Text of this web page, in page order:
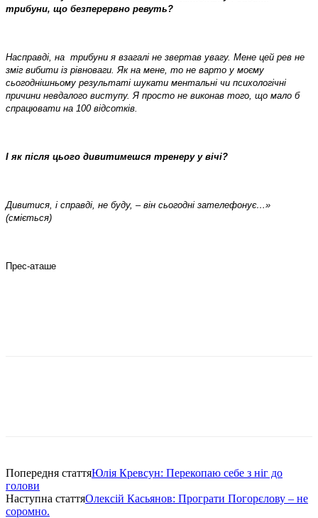
трибуни, що безперервно ревуть?
Насправді, на трибуни я взагалі не звертав увагу. Мене цей рев не
зміг вибити із рівноваги. Як на мене, то не варто у моєму
сьогоднішньому результаті шукати ментальні чи психологічні
причини невдалого виступу. Я просто не виконав того, що мало б
спрацювати на 100 відсотків.
І як після цього дивитимешся тренеру у вічі?
Дивитися, і справді, не буду, – він сьогодні зателефонує…»
(сміється)
Прес-аташе
Попередня статтяЮлія Кревсун: Перекопаю себе з ніг до
голови
Наступна статтяОлексій Касьянов: Програти Погорєлову – не
соромно.